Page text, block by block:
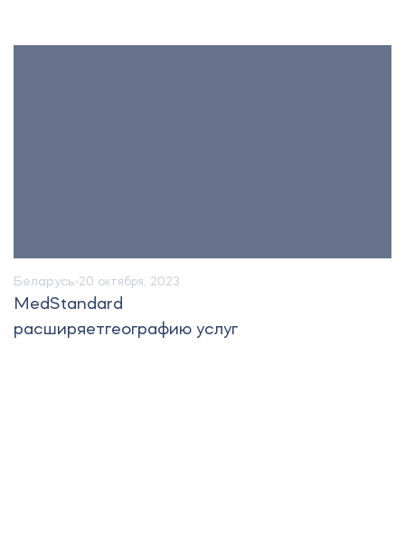
Беларусь 20 октября, 2023
MedStandard
расширяетгеографию услуг